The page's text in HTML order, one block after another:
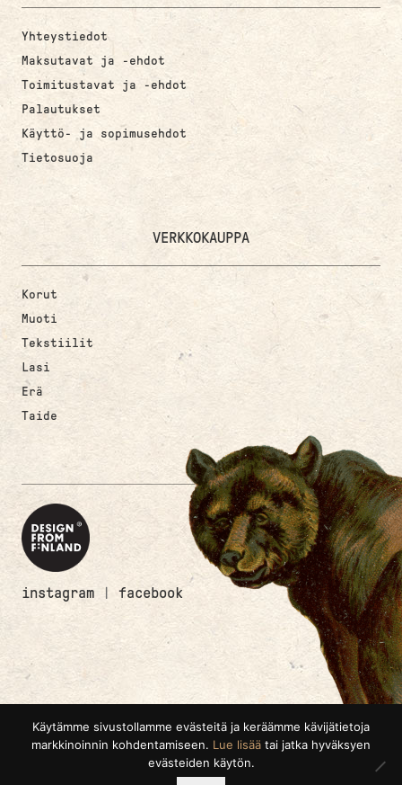
Yhteystiedot
Maksutavat ja -ehdot
Toimitustavat ja -ehdot
Palautukset
Käyttö- ja sopimusehdot
Tietosuoja
VERKKOKAUPPA
Korut
Muoti
Tekstiilit
Lasi
Erä
Taide
instagram |facebook
Käytämme sivustollamme evästeitä ja keräämme kävijätietoja
markkinoinnin kohdentamiseen. Lue lisää tai jatka hyväksyen
evästeiden käytön.